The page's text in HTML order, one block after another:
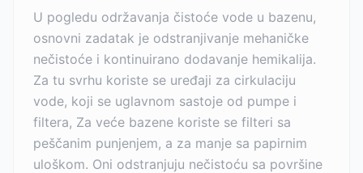
U pogledu održavanja čistoće vode u bazenu,
osnovni zadatak je odstranjivanje mehaničke
nečistoće i kontinuirano dodavanje hemikalija.
Za tu svrhu koriste se uređaji za cirkulaciju
vode, koji se uglavnom sastoje od pumpe i
filtera, Za veće bazene koriste se filteri sa
peščanim punjenjem, a za manje sa papirnim
uloškom. Oni odstranjuju nečistoću sa površine